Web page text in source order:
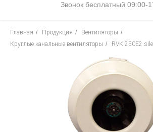
Звонок бесплатный 09:00-
Главная / Продукция / Вентиляторы /
Круглые канальные вентиляторы / RVK 250E2